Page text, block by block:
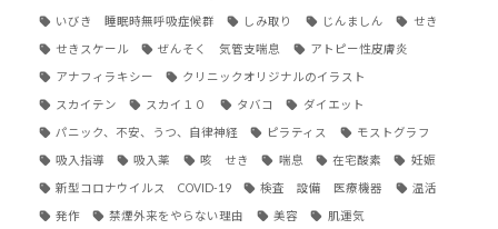
いびき 睡眠時無呼吸症候群 しみ取り じんましん せき
せきスケール ぜんそく 気管支喘息 アトピー性皮膚炎
アナフィラキシー クリニックオリジナルのイラスト
スカイテン スカイ１０ タバコ ダイエット
パニック、不安、うつ、自律神経 ピラティス モストグラフ
吸入指導 吸入薬 咳 せき 喘息 在宅酸素 妊娠
新型コロナウイルス COVID-19 検査 設備 医療機器 温活
発作 禁煙外来をやらない理由 美容 肌運気